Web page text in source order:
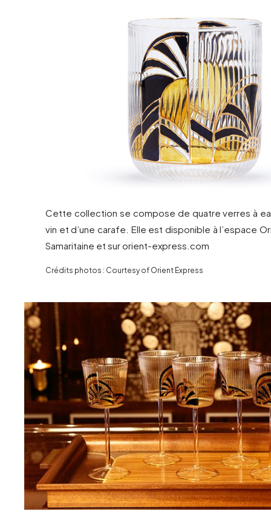
Cette collection se compose de quatre verres à
vin et d’une carafe. Elle est disponible à l’espace
Samaritaine et sur orient-express.com
Crédits photos : Courtesy of Orient Express